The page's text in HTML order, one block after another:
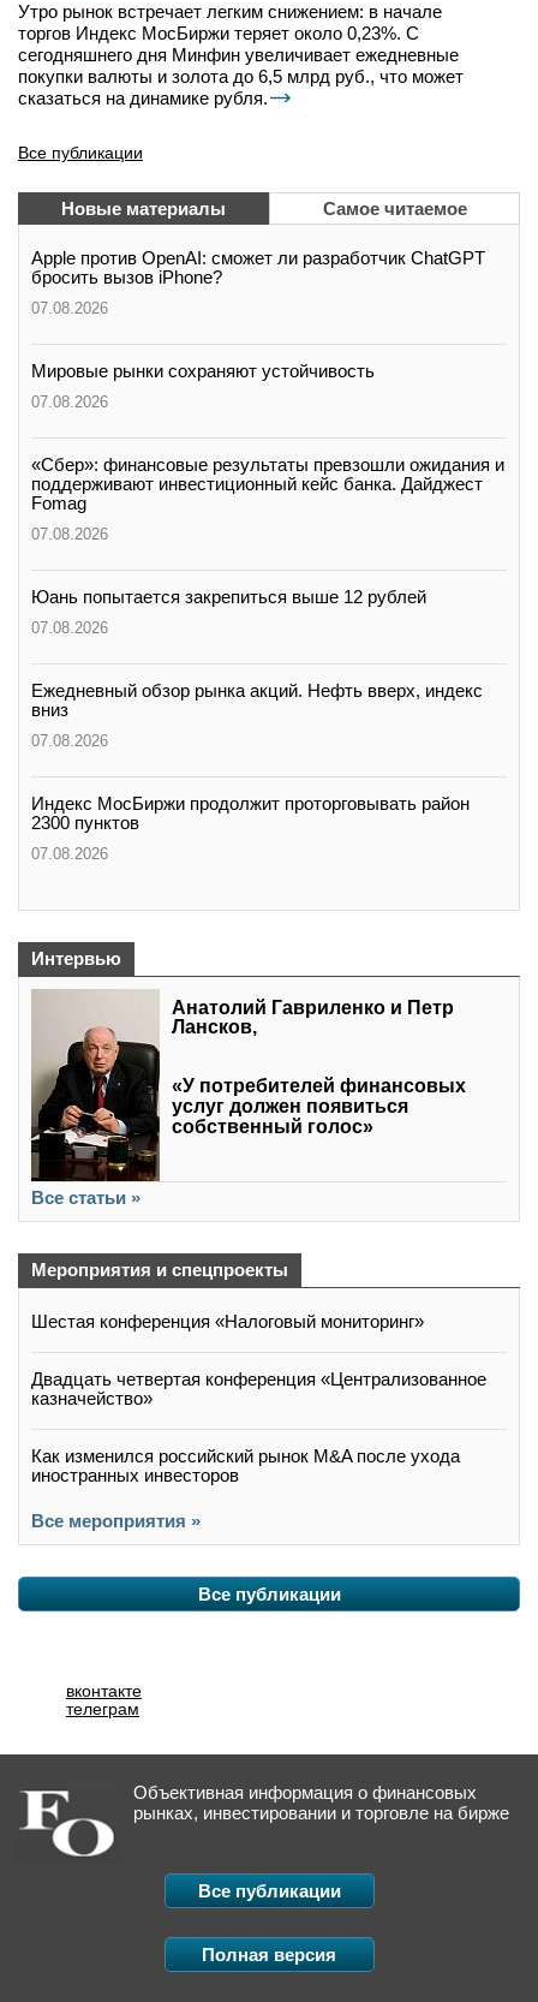
Утро рынок встречает легким снижением: в начале
торгов Индекс МосБиржи теряет около 0,23%. С
сегодняшнего дня Минфин увеличивает ежедневные
покупки валюты и золота до 6,5 млрд руб., что может
сказаться на динамике рубля.
Все публикации
Новые материалы Самое читаемое
Apple против OpenAI: сможет ли разработчик ChatGPT
бросить вызов iPhone?
07.08.2026
Мировые рынки сохраняют устойчивость
07.08.2026
«Сбер»: финансовые результаты превзошли ожидания и
поддерживают инвестиционный кейс банка. Дайджест
Fomag
07.08.2026
Юань попытается закрепиться выше 12 рублей
07.08.2026
Ежедневный обзор рынка акций. Нефть вверх, индекс
вниз
07.08.2026
Индекс МосБиржи продолжит проторговывать район
2300 пунктов
07.08.2026
Интервью
Анатолий Гавриленко и Петр
Лансков,
«У потребителей финансовых
услуг должен появиться
собственный голос»
Все статьи »
Мероприятия и спецпроекты
Шестая конференция «Налоговый мониторинг»
Двадцать четвертая конференция «Централизованное
казначейство»
Как изменился российский рынок M&A после ухода
иностранных инвесторов
Все мероприятия »
Все публикации
вконтакте
телеграм
Объективная информация о финансовых
рынках, инвестировании и торговле на бирже
Все публикации
Полная версия